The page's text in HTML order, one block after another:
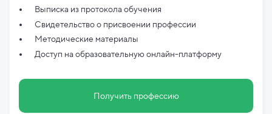
Выписка из протокола обучения
Свидетельство о присвоении профессии
Методические материалы
Доступ на образовательную онлайн-платформу
Получить профессию